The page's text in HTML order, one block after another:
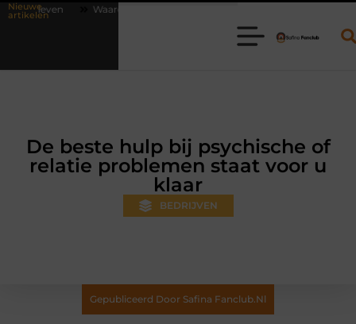
Nieuwe
artikelenonline vlees bestellen steeds gewoner wordt
De beste hulp bij psychische of
relatie problemen staat voor u
klaar
BEDRIJVEN
Gepubliceerd Door Safina Fanclub.nl